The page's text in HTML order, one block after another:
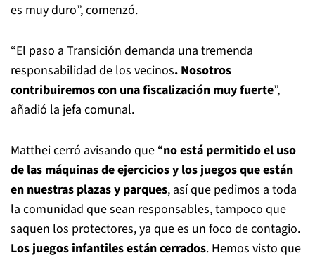
es muy duro”, comenzó.
“El paso a Transición demanda una tremenda
responsabilidad de los vecinos. Nosotros
contribuiremos con una fiscalización muy fuerte”,
añadió la jefa comunal.
Matthei cerró avisando que “no está permitido el uso
de las máquinas de ejercicios y los juegos que están
en nuestras plazas y parques, así que pedimos a toda
la comunidad que sean responsables, tampoco que
saquen los protectores, ya que es un foco de contagio.
Los juegos infantiles están cerrados. Hemos visto que